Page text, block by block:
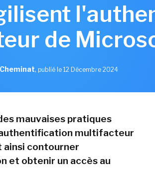
de
, publié le 12 Décembre 2024
mauvaises pratiques
multifacteur
ainsi contourner
et obtenir un accès au